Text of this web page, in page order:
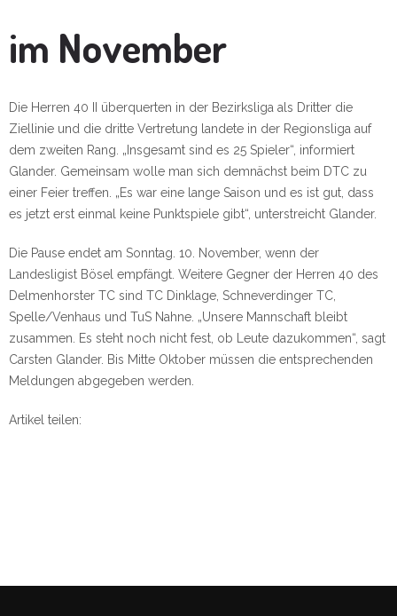
im November
Die Herren 40 II überquerten in der Bezirksliga als Dritter die
Ziellinie und die dritte Vertretung landete in der Regionsliga auf
dem zweiten Rang. „Insgesamt sind es 25 Spieler“, informiert
Glander. Gemeinsam wolle man sich demnächst beim DTC zu
einer Feier treffen. „Es war eine lange Saison und es ist gut, dass
es jetzt erst einmal keine Punktspiele gibt“, unterstreicht Glander.
Die Pause endet am Sonntag. 10. November, wenn der
Landesligist Bösel empfängt. Weitere Gegner der Herren 40 des
Delmenhorster TC sind TC Dinklage, Schneverdinger TC,
Spelle/Venhaus und TuS Nahne. „Unsere Mannschaft bleibt
zusammen. Es steht noch nicht fest, ob Leute dazukommen“, sagt
Carsten Glander. Bis Mitte Oktober müssen die entsprechenden
Meldungen abgegeben werden.
Artikel teilen: